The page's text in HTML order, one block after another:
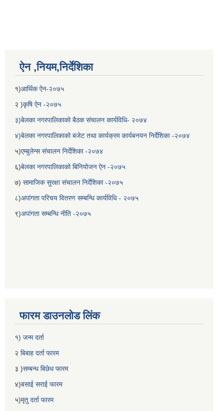
ऐन ,नियम,निर्देशिका
१)आर्थिक ऐन-२०७५
२ )कृषि ऐन -२०७५
३)बेलका नगरपालिकाको बैठक संचालन कार्यविधि- २०७४
४)बेलका नगरपालिकाको बजेट तथा कार्यक्रम कार्यबनयन निर्देशिका -२०७४
५)एम्बुलेन्स संचालन निर्देशिका -२०७४
६)बेलका नगरपालिकाको बिनियोजन ऐन -२०७५
७) सामाजिक सुरक्षा संचालन निर्देशिका -२०७५
८)अपांगता परिचय वितरण सम्बन्धि कार्यविधि - २०७५
९)अपांगता सम्बन्धि नीति -२०७५
फारम डाउनलोड लिंक
१) जन्म दर्ता
२ बिबाह दर्ता फारम
३ )सम्बन्ध बिछेध फारम
४)बसाई सराई फारम
५)मृतु दर्ता फारम